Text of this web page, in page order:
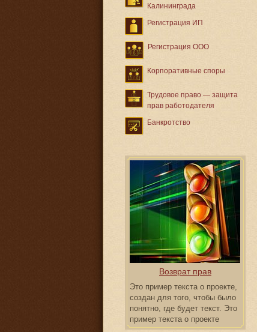
Калининграда
Регистрация ИП
Регистрация ООО
Корпоративные споры
Трудовое право — защита
прав работодателя
Банкротство
Возврат прав
Это пример текста о проекте,
создан для того, чтобы было
понятно, где будет текст. Это
пример текста о проекте